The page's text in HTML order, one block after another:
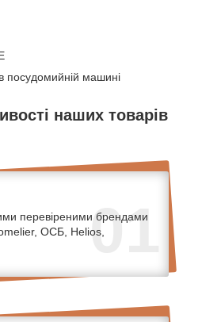
посудомийній машині
наших товарів
01
перевіреними брендами
ОСБ, Helios,